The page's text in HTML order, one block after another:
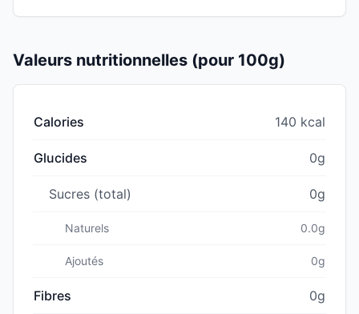
Valeurs nutritionnelles (pour 100g)
Calories 140 kcal
Glucides 0g
Sucres (total) 0g
Naturels 0.0g
Ajoutés 0g
Fibres 0g